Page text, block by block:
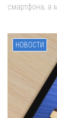
смартфона, а
НОВОСТИ